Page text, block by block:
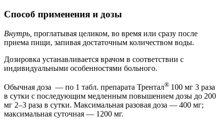
Способ применения и дозы
Внутрь, проглатывая целиком, во время или сразу после
приема пищи, запивая достаточным количеством воды.
Дозировка устанавливается врачом в соответствии с
индивидуальными особенностями больного.
Обычная доза — по 1 табл. препарата Трентал® 100 мг 3 раза
в сутки с последующим медленным повышением дозы до 200
мг 2–3 раза в сутки. Максимальная разовая доза — 400 мг;
максимальная суточная — 1200 мг.